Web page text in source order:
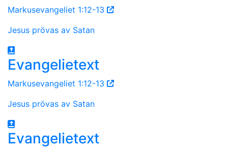
Markusevangeliet 1:12-13
Jesus prövas av Satan
Evangelietext
Markusevangeliet 1:12-13
Jesus prövas av Satan
Evangelietext